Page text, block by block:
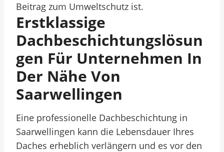
Beitrag zum Umweltschutz ist.
Erstklassige
Dachbeschichtungslösun
Gen Für Unternehmen In
Der Nähe Von
Saarwellingen
Eine professionelle Dachbeschichtung in
Saarwellingen kann die Lebensdauer Ihres
Daches erheblich verlängern und es vor den